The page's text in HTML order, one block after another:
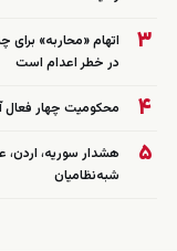
۳
در خطر اعدام است
۴ محکومیت چهار فعال
۵
هشدار سوریه، اردن،
شبه‌نظامیان